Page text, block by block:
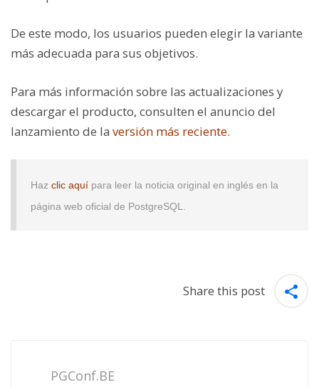
De este modo, los usuarios pueden elegir la variante
más adecuada para sus objetivos.
Para más información sobre las actualizaciones y
descargar el producto, consulten el anuncio del
lanzamiento de la versión más reciente.
Haz clic aquí para leer la noticia original en inglés en la
página web oficial de PostgreSQL.
Share this post
navigation
PGConf.BE